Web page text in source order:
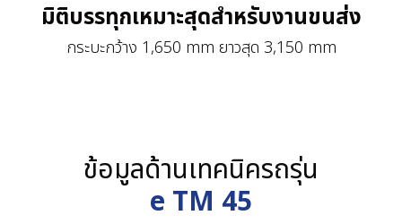
มิติบรรทุกเหมาะสุดสำหรับงานขนส่ง
กระบะกว้าง 1,650 mm ยาวสุด 3,150 mm
ข้อมูลด้านเทคนิครถรุ่น
e TM 45